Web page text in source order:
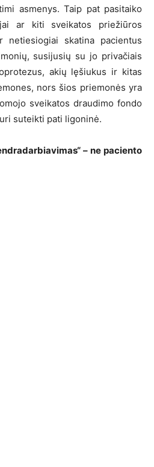
asmenys. Taip pat pasitaiko
ar kiti sveikatos priežiūros
netiesiogiai skatina pacientus
susijusių su jo privačiais
akių lęšiukus ir kitas
nors šios priemonės yra
sveikatos draudimo fondo
suteikti pati ligoninė.
– ne paciento